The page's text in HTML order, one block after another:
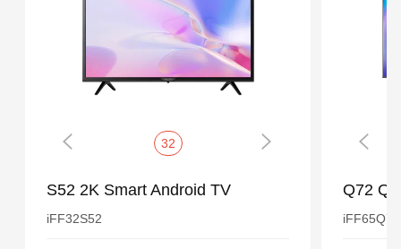
32
S52 2K Smart Android TV
iFF32S52
Q72
iFF65Q72